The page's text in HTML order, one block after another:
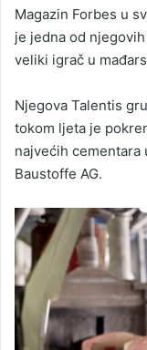
Magazin Forbes u
je jedna od
veliki igrač u
Njegova Talentis
tokom ljeta je
najvećih cementara
Baustoffe AG.